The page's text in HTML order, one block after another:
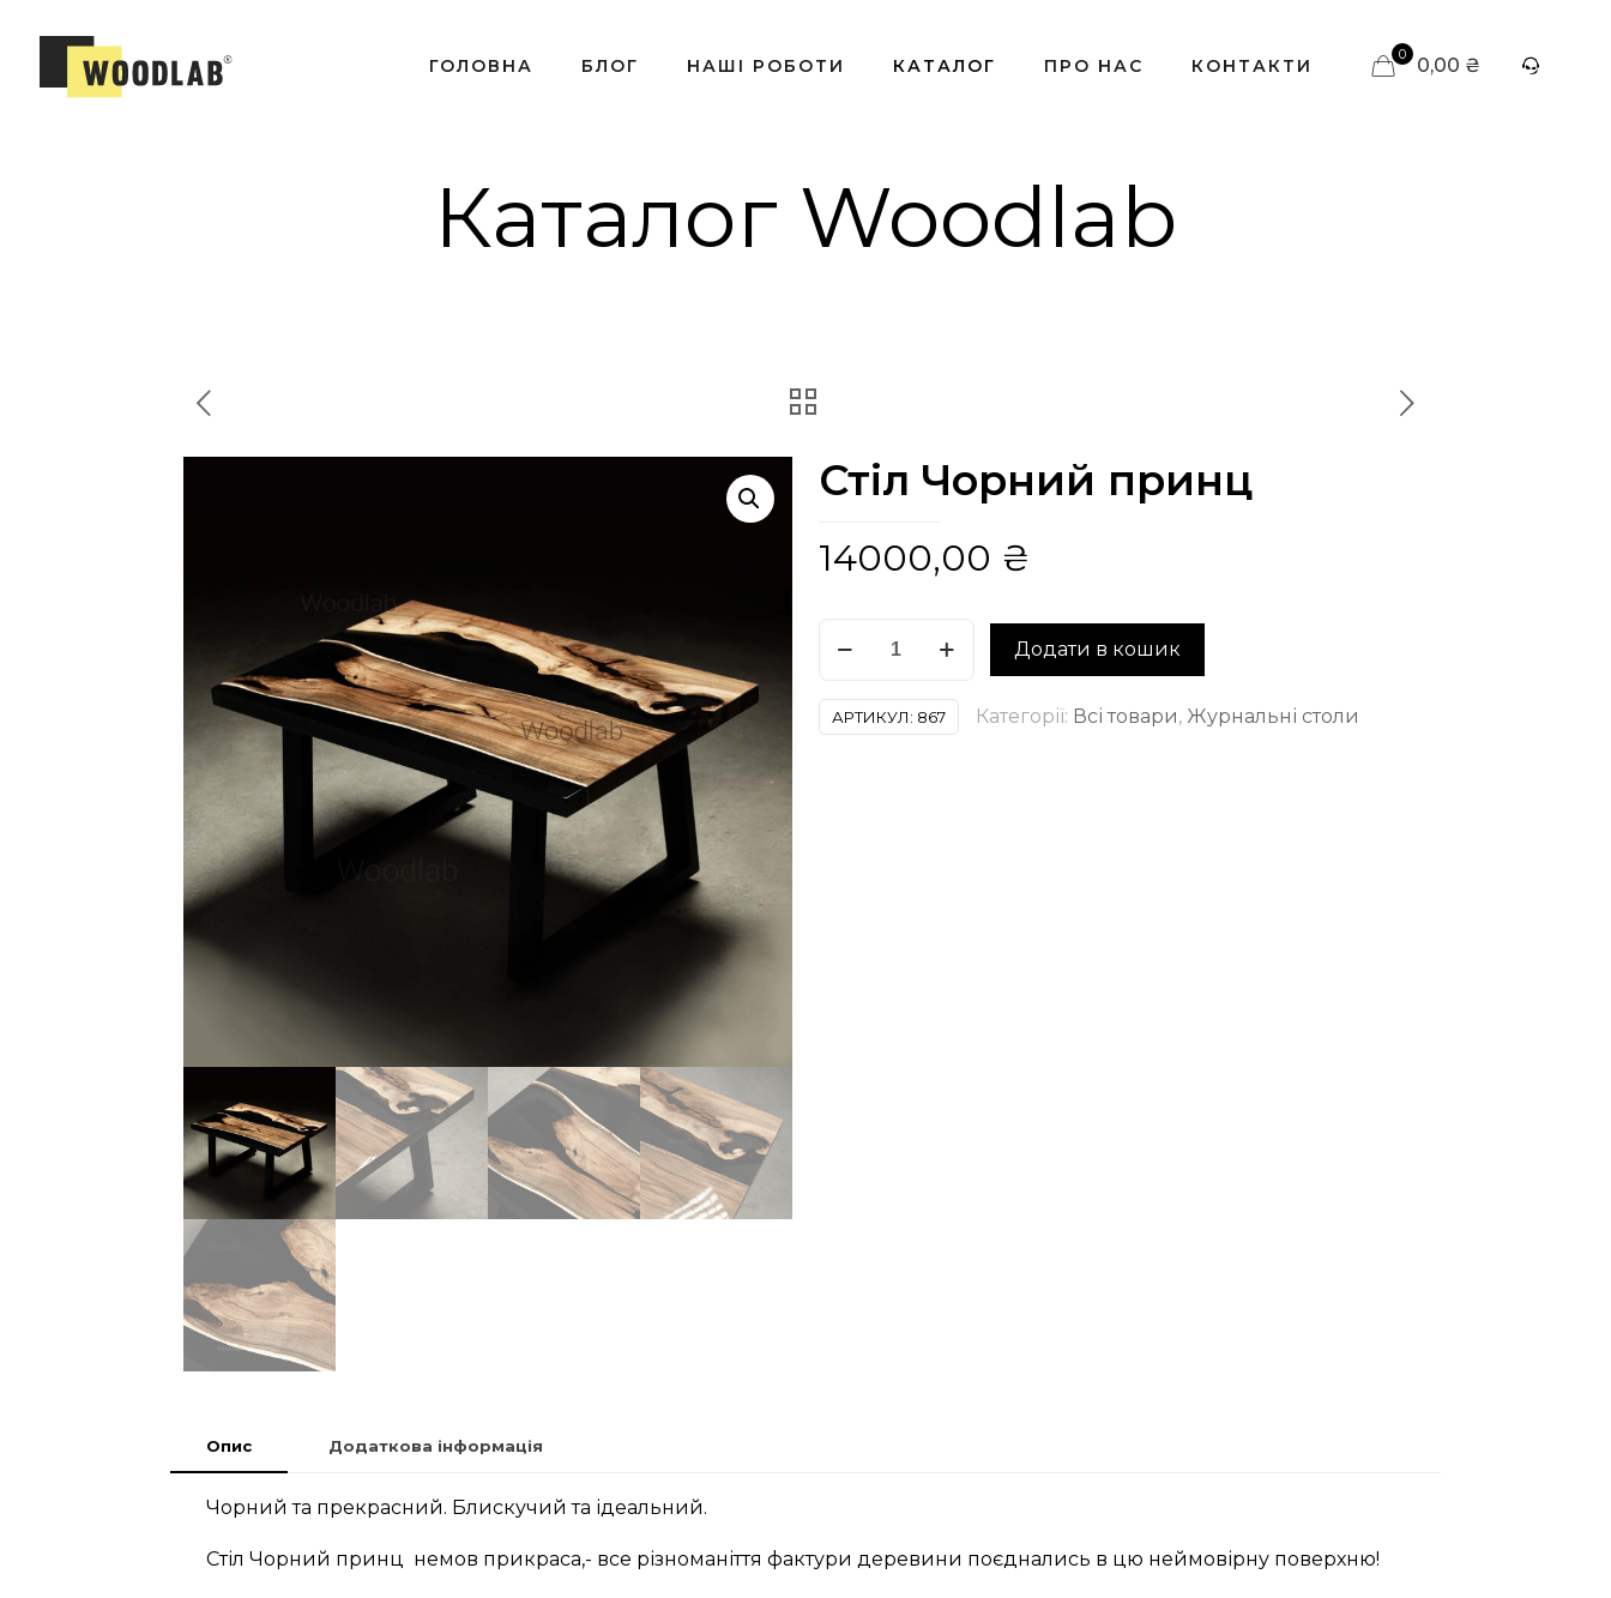
ГОЛОВНА БЛОГ НАШІ РОБОТИ КАТАЛОГ ПРО НАС КОНТАКТИ
0 0,00 ₴
Каталог Woodlab
Стіл Чорний принц
14000,00 ₴
принц
кількість
Додати в кошик
АРТИКУЛ: 867 Категорії: Всі товари, Журнальні столи
Опис Додаткова інформація
Чорний та прекрасний. Блискучий та ідеальний.
Стіл Чорний принц немов прикраса,- все різноманіття фактури деревини поєднались в цю неймовірну поверхню!